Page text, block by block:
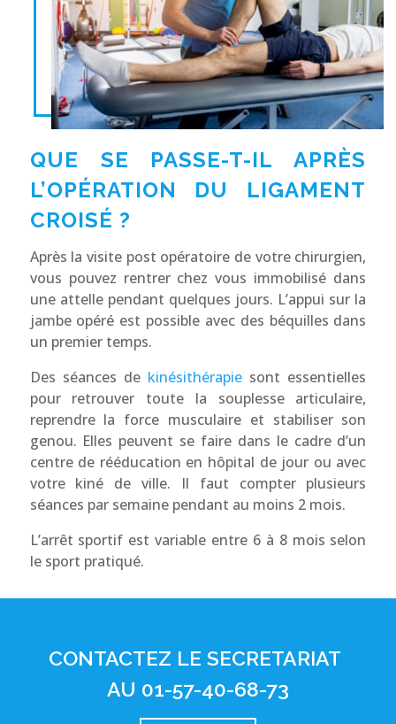
QUE SE PASSE-T-IL APRÈS
L’OPÉRATION DU LIGAMENT
CROISÉ ?
Après la visite post opératoire de votre chirurgien,
vous pouvez rentrer chez vous immobilisé dans
une attelle pendant quelques jours. L’appui sur la
jambe opéré est possible avec des béquilles dans
un premier temps.
Des séances de kinésithérapie sont essentielles
pour retrouver toute la souplesse articulaire,
reprendre la force musculaire et stabiliser son
genou. Elles peuvent se faire dans le cadre d’un
centre de rééducation en hôpital de jour ou avec
votre kiné de ville. Il faut compter plusieurs
séances par semaine pendant au moins 2 mois.
L’arrêt sportif est variable entre 6 à 8 mois selon
le sport pratiqué.
CONTACTEZ LE SECRETARIAT
AU 01-57-40-68-73